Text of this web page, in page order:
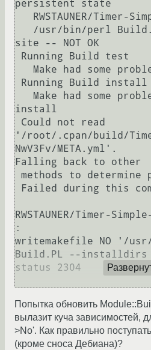
persistent state
site -- NOT OK
install
'/root/.cpan/build/
NwV3Fv/META.yml'.
Falling back to other
RWSTAUNER/Timer-
:
writemakefile NO '/
Build.PL --
status 2304
Попытка обновить
вылазит куча зависимостей,
>No'. Как правильно
(кроме сноса Дебиана)?